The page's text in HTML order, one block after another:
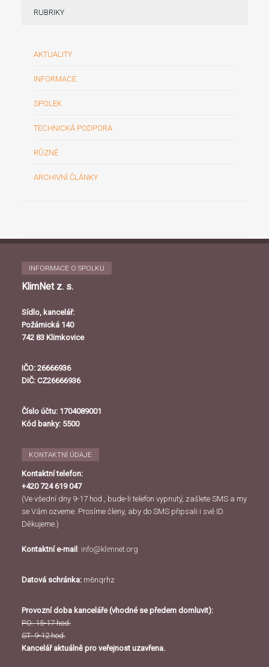
RUBRIKY
AKTUALITY
INFORMACE
SPOLEK
TECHNICKÁ PODPORA
RŮZNÉ
ARCHIVNÍ ČLÁNKY
INFORMACE O SPOLKU
KlimNet z. s.
Sídlo, kancelář:
Požárnická 140
742 83 Klimkovice
IČO: 26666936
DIČ: CZ26666936
Číslo účtu: 1704089001
Kód banky: 5500
KONTAKTNÍ ÚDAJE
Kontaktní telefon:
+420 724 619 047
(Ve všední dny 9-17 hod., bude-li telefon vypnutý, zašlete SMS a my
se Vám ozveme. Prosíme členy, aby do SMS připsali i své ID.
Děkujeme.)
Kontaktní e-mail : info@klimnet.org
Datová schránka: m6nqrhz
Provozní doba kanceláře (vhodné se předem domluvit):
PO: 15-17 hod.
ST: 9-12 hod.
Kancelář aktuálně pro veřejnost uzavřena.